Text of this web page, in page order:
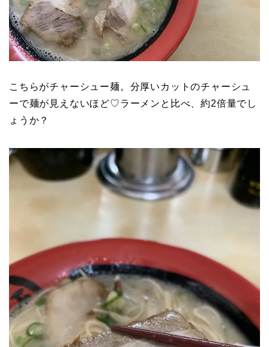
こちらがチャーシュー麺。分厚いカットのチャーシュ
ーで麺が見えないほど♡ラーメンと比べ、約2倍量でし
ょうか？